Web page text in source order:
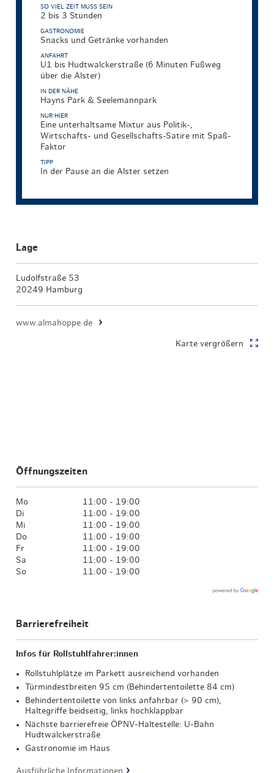
SO VIEL ZEIT MUSS SEIN
2 bis 3 Stunden
GASTRONOMIE
Snacks und Getränke vorhanden
ANFAHRT
U1 bis Hudtwalckerstraße (6 Minuten Fußweg
über die Alster)
IN DER NÄHE
Hayns Park & Seelemannpark
NUR HIER
Eine unterhaltsame Mixtur aus Politik-,
Wirtschafts- und Gesellschafts-Satire mit Spaß-
Faktor
TIPP
In der Pause an die Alster setzen
Lage
Ludolfstraße 53
20249 Hamburg
www.almahoppe.de
Karte vergrößern
Öffnungszeiten
Mo
11:00 - 19:00
Di
11:00 - 19:00
Mi
11:00 - 19:00
Do
11:00 - 19:00
Fr
11:00 - 19:00
Sa
11:00 - 19:00
So
11:00 - 19:00
Barrierefreiheit
Infos für Rollstuhlfahrer:innen
Rollstuhlplätze im Parkett ausreichend vorhanden
Türmindestbreiten 95 cm (Behindertentoilette 84 cm)
Behindertentoilette von links anfahrbar (> 90 cm),
Haltegriffe beidseitig, links hochklappbar
Nächste barrierefreie ÖPNV-Haltestelle: U-Bahn
Hudtwalckerstraße
Gastronomie im Haus
Ausführliche Informationen